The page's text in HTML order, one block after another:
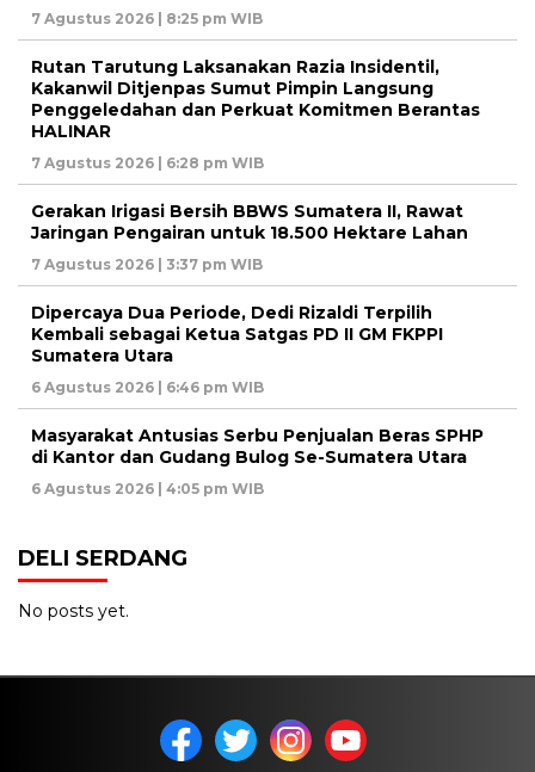
7 Agustus 2026 | 8:25 pm WIB
Rutan Tarutung Laksanakan Razia Insidentil,
Kakanwil Ditjenpas Sumut Pimpin Langsung
Penggeledahan dan Perkuat Komitmen Berantas
HALINAR
7 Agustus 2026 | 6:28 pm WIB
Gerakan Irigasi Bersih BBWS Sumatera II, Rawat
Jaringan Pengairan untuk 18.500 Hektare Lahan
7 Agustus 2026 | 3:37 pm WIB
Dipercaya Dua Periode, Dedi Rizaldi Terpilih
Kembali sebagai Ketua Satgas PD II GM FKPPI
Sumatera Utara
6 Agustus 2026 | 6:46 pm WIB
Masyarakat Antusias Serbu Penjualan Beras SPHP
di Kantor dan Gudang Bulog Se-Sumatera Utara
6 Agustus 2026 | 4:05 pm WIB
DELI SERDANG
No posts yet.